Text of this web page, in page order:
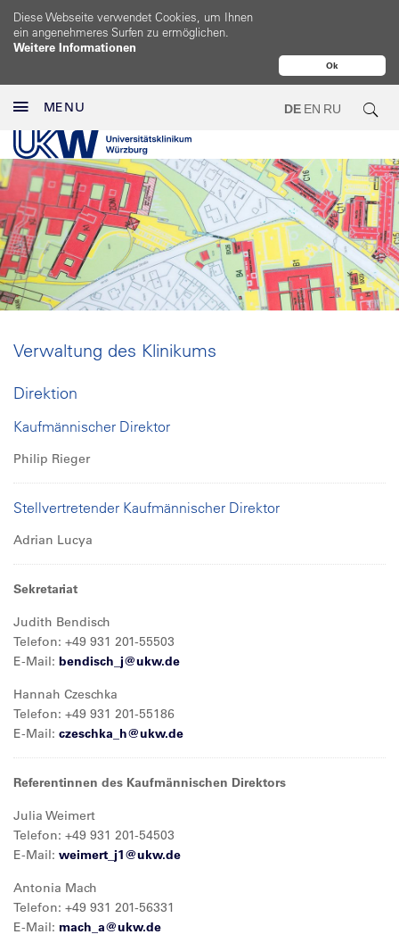
Ok
Diese Webseite verwendet Cookies, um Ihnen
ein angenehmeres Surfen zu ermöglichen.
Weitere Informationen
MENU DE EN RU
Verwaltung des Klinikums
Direktion
Kaufmännischer Direktor
Philip Rieger
Stellvertretender Kaufmännischer Direktor
Adrian Lucya
Sekretariat
Judith Bendisch
Telefon: +49 931 201-55503
E-Mail: bendisch_j@ukw.de
Hannah Czeschka
Telefon: +49 931 201-55186
E-Mail: czeschka_h@ukw.de
Referentinnen des Kaufmännischen Direktors
Julia Weimert
Telefon: +49 931 201-54503
E-Mail: weimert_j1@ukw.de
Antonia Mach
Telefon: +49 931 201-56331
E-Mail: mach_a@ukw.de